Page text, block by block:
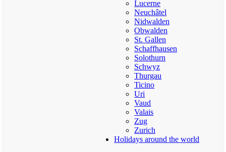
Lucerne
Neuchâtel
Nidwalden
Obwalden
St. Gallen
Schaffhausen
Solothurn
Schwyz
Thurgau
Ticino
Uri
Vaud
Valais
Zug
Zurich
Holidays around the world